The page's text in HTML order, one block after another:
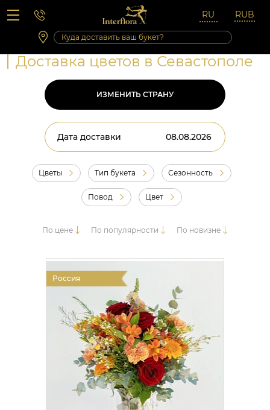
Вопросы-ответы
Сб 10:00 ‐ 14:00
Выходные и праздничные дни
Доставка цветов в Севастополе
ИЗМЕНИТЬ СТРАНУ
Дата доставки
Цветы Тип букета Сезонность
Повод Цвет
По цене По популярности По новизне
Россия